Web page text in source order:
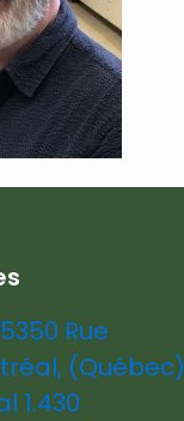
5350 Rue
(Québec)
1.430